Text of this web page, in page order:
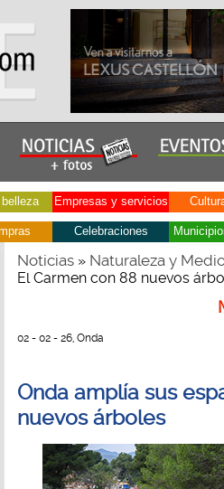
belleza Empresas y servicios
Celebraciones
Noticias» Naturaleza y
El Carmen con 88 nuevos
02 - 02 - 26, Onda
Onda amplía sus
nuevos árboles